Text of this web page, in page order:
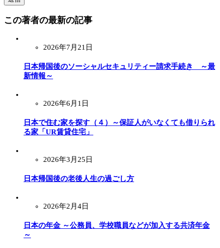
この著者の最新の記事
2026年7月21日
日本帰国後のソーシャルセキュリティー請求手続き ～最
新情報～
2026年6月1日
日本で住む家を探す（４）～保証人がいなくても借りられ
る家「UR賃貸住宅」
2026年3月25日
日本帰国後の老後人生の過ごし方
2026年2月4日
日本の年金 ～公務員、学校職員などが加入する共済年金
～